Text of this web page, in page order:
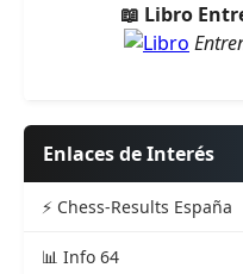
📖 Libro
Enlaces de Interés
⚡ Chess-Results España
📊 Info 64